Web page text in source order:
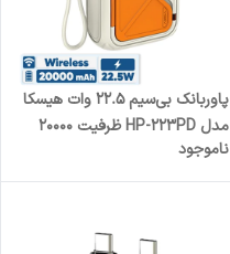
پاوربانک بی‌سیم 22.5 وات هیسکا
مدل HP-223PD ظرفیت 20000
میلی آمپر ساعت
ناموجود